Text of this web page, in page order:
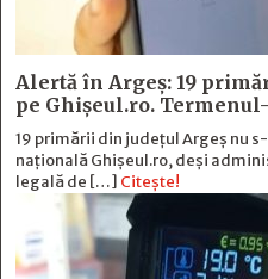
Alertă în Argeș: 19
pe Ghișeul.ro.
19 primării din județul Argeș nu
națională Ghișeul.ro, deși
legală de […] Citește!